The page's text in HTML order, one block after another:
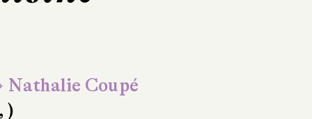
Coupé
)